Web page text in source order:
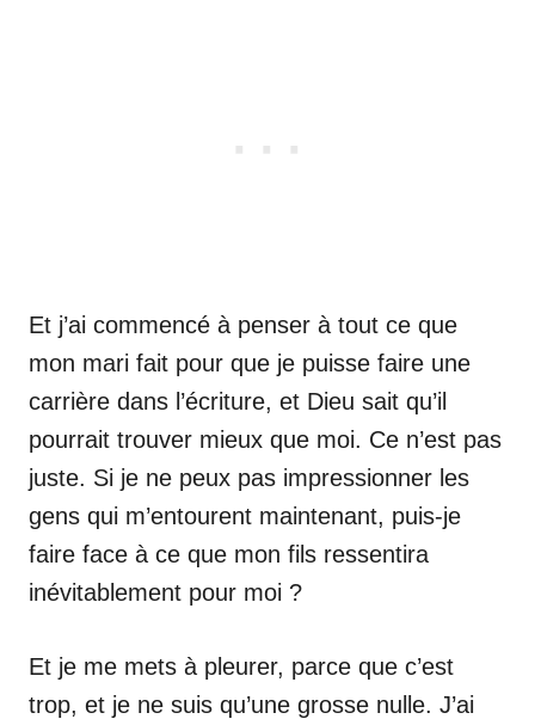
Et j’ai commencé à penser à tout ce que
mon mari fait pour que je puisse faire une
carrière dans l’écriture, et Dieu sait qu’il
pourrait trouver mieux que moi. Ce n’est pas
juste. Si je ne peux pas impressionner les
gens qui m’entourent maintenant, puis-je
faire face à ce que mon fils ressentira
inévitablement pour moi ?
Et je me mets à pleurer, parce que c’est
trop, et je ne suis qu’une grosse nulle. J’ai